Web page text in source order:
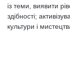
із те­ми, виявити
здіб­ності;
культу­ри і